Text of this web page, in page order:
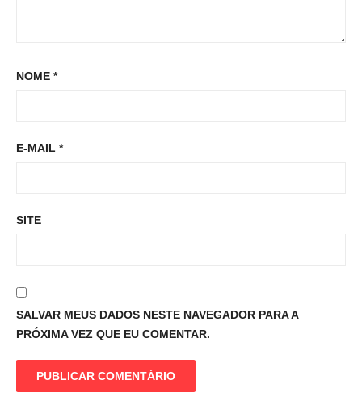
NOME *
E-MAIL *
SITE
SALVAR MEUS DADOS NESTE NAVEGADOR PARA A
PRÓXIMA VEZ QUE EU COMENTAR.